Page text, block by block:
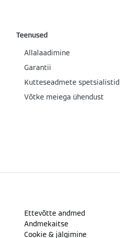
Teenused
Allalaadimine
Garantii
Kutteseadmete spetsialistid
Võtke meiega ühendust
Ettevõtte andmed
Andmekaitse
Cookie & jälgimine